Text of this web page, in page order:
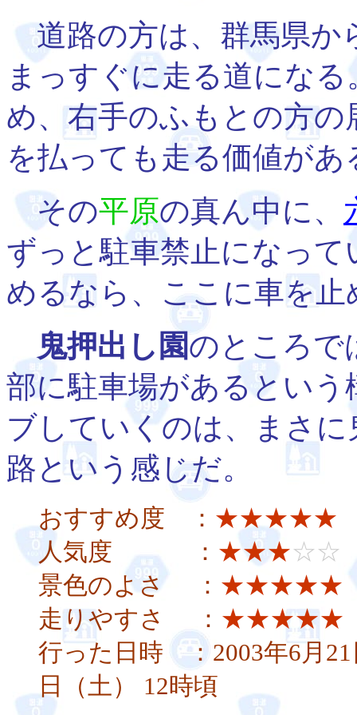
道路の方は、群馬県か
まっすぐに走る道になる
め、右手のふもとの方
を払っても走る価値があ
その平原の真ん中に、
ずっと駐車禁止になっ
めるなら、ここに車を
鬼押出し園のところで
部に駐車場があるとい
ブしていくのは、まさ
路という感じだ。
おすすめ度 ： ★★★★★
人気度 ： ★★★☆☆
景色のよさ ： ★★★★★
走りやすさ ： ★★★★★
行った日時 ：2003年6月
日（土） 12時頃